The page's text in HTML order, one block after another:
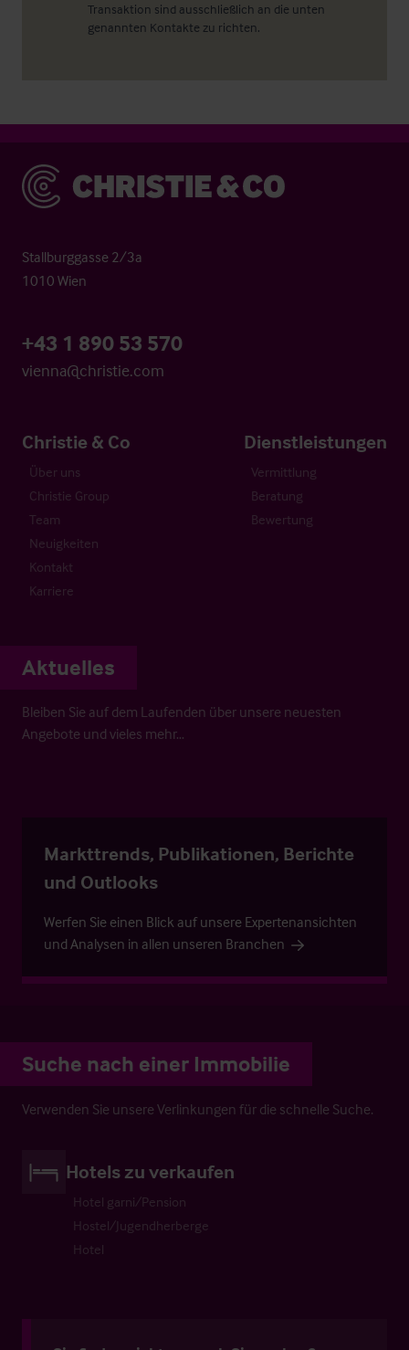
Transaktion sind ausschließlich an die unten
genannten Kontakte zu richten.
Christie & Co
Stallburggasse 2/3a
1010 Wien
+43 1 890 53 570
vienna@christie.com
Christie & Co
Über uns
Christie Group
Team
Neuigkeiten
Kontakt
Karriere
Dienstleistungen
Vermittlung
Beratung
Bewertung
Aktuelles
Bleiben Sie auf dem Laufenden über unsere neuesten
Angebote und vieles mehr…
Markttrends, Publikationen, Berichte
und Outlooks
Werfen Sie einen Blick auf unsere Expertenansichten
und Analysen in allen unseren Branchen
Suche nach einer Immobilie
Verwenden Sie unsere Verlinkungen für die schnelle Suche.
Hotels zu verkaufen
Hotel garni/Pension
Hostel/Jugendherberge
Hotel